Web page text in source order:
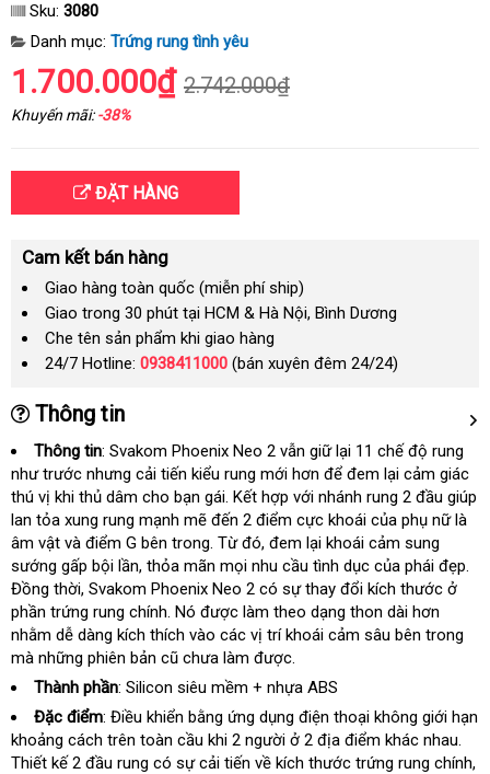
Sku: 3080
Danh mục: Trứng rung tình yêu
1.700.000₫ 2.742.000₫
Khuyến mãi:-38%
ĐẶT HÀNG
Cam kết bán hàng
Giao hàng toàn quốc (miễn phí ship)
Giao trong 30 phút tại HCM & Hà Nội, Bình Dương
Che tên sản phẩm khi giao hàng
24/7 Hotline: 0938411000 (bán xuyên đêm 24/24)
Thông tin
Thông tin: Svakom Phoenix Neo 2 thảo
luận
vẫn giữ lại 11 chế độ rung
như trước tận
nơi
nhưng cải tiến kiểu rung mới hơn kho
hàng
để đem lại cảm giác
thú vị khi thủ dâm cho bạn gáishop
. Kết hợp đánh
giá
với nhánh rung 2 đầu giúp
lan tỏa xung rung mạnh mẽ đến 2 điểm cực khoái giao
hàng
của phụ nữ là
âm vật và điểm G bên trongPháp
. Từ đóđăng
ký
, đem lại khoái cảm sung
sướng gấp bội lầnđăng
ký
, thỏa mãn Lazada
mọi nhu cầu tình dục dịch
vụ
của phái đẹp.
Đồng thờiđăng
ký
, Svakom Phoenix Neo 2 có sự thay đổi kích thước ở
phần trứng rung chínhnơi
nào
. Nó thống
kê
được làm theo dạng thon dài hơn
nhất
nhằm dễ dàng kích thích vào các vị trí khoái cảm sâu bên trong
mà lấy
hàng
những phiên bản cũ chưa làm ở
đâu
tín
được.
Thành phần: Silicon siêu mềm + nhựa ABS
Đặc điểm: Điều khiển bằng ứng dụng điện thoại không giới hạn
khoảng cách trên toàn cầu khi 2 người ở 2 địa điểm khác nhau.
Thiết kế 2 đầu rung có sự cải tiến về kích thước trứng rung chính,